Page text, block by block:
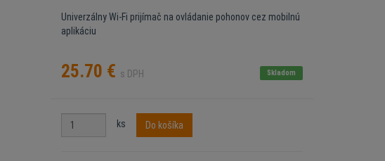
Univerzálny Wi-Fi prijímač na ovládanie pohonov cez mobilnú
aplikáciu
25.70 € s DPH Skladom
ks Do košíka